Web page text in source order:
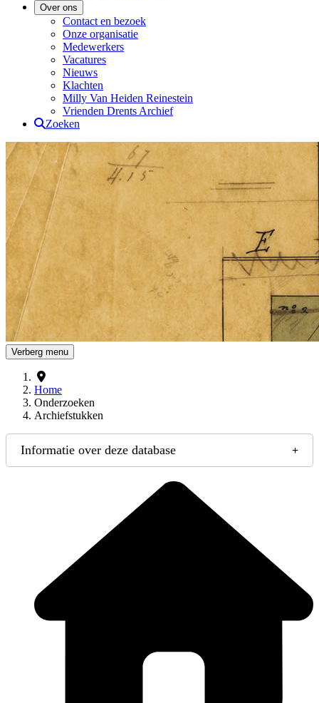
Over ons
Contact en bezoek
Onze organisatie
Medewerkers
Vacatures
Nieuws
Klachten
Milly Van Heiden Reinestein
Vrienden Drents Archief
Zoeken
Drents Archief
Verberg menu
Home
Onderzoeken
Archiefstukken
Informatie over deze database